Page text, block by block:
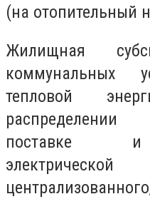
(на отопительный
Жилищная
коммунальных
тепловой
поставке и